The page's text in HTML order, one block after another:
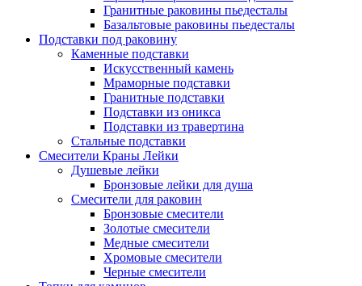
Гранитные раковины пьедесталы
Базальтовые раковины пьедесталы
Подставки под раковину
Каменные подставки
Искусственный камень
Мраморные подставки
Гранитные подставки
Подставки из оникса
Подставки из травертина
Стальные подставки
Смесители Краны Лейки
Душевые лейки
Бронзовые лейки для душа
Смесители для раковин
Бронзовые смесители
Золотые смесители
Медные смесители
Хромовые смесители
Черные смесители